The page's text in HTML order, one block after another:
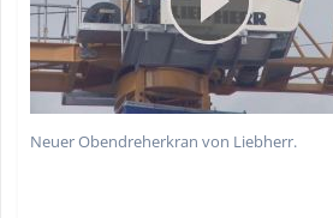
Neuer Obendreherkran von Liebherr.